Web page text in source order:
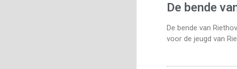
De bende
De bende van
voor de jeugd van